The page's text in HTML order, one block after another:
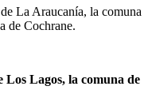
La Araucanía, la comuna
de Cochrane.
Los Lagos, la comuna de